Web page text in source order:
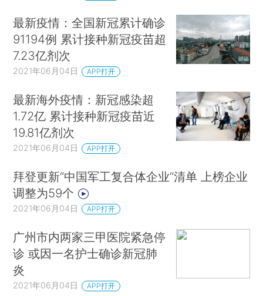
最新疫情：全国新冠累计确诊
91194例 累计接种新冠疫苗超
7.23亿剂次
2021年06月04日 APP打开
最新海外疫情：新冠感染超
1.72亿 累计接种新冠疫苗近
19.81亿剂次
2021年06月04日 APP打开
拜登更新“中国军工复合体企业”清单 上榜企业
调整为59个
2021年06月04日 APP打开
广州市内两家三甲医院紧急停
诊 或因一名护士确诊新冠肺
炎
2021年06月04日 APP打开